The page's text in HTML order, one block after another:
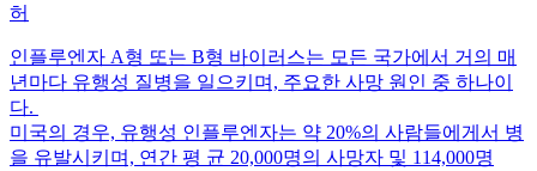
허
인플루엔자 A형 또는 B형 바이러스는 모든 국가에서 거의 매
년마다 유행성 질병을 일으키며, 주요한 사망 원인 중 하나이
다.
미국의 경우, 유행성 인플루엔자는 약 20%의 사람들에게서 병
을 유발시키며, 연간 평 균 20,000명의 사망자 및 114,000명